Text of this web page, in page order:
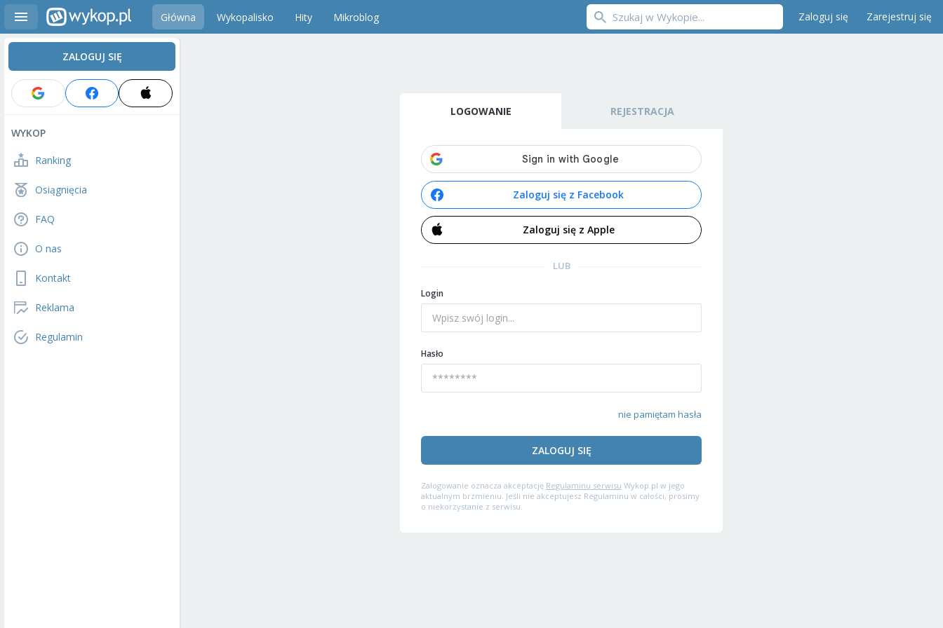
Główna Wykopalisko Hity Mikroblog Zaloguj się Zarejestruj się
ZALOGUJ SIĘ
WYKOP
Ranking
Osiągnięcia
FAQ
O nas
Kontakt
Reklama
Regulamin
LOGOWANIE REJESTRACJA
Zaloguj się z Facebook
Zaloguj się z Apple
LUB
Login
Hasło
nie pamiętam hasła
ZALOGUJ SIĘ
Zalogowanie oznacza akceptację Regulaminu serwisu Wykop.pl w jego
aktualnym brzmieniu. Jeśli nie akceptujesz Regulaminu w całości, prosimy
o niekorzystanie z serwisu.